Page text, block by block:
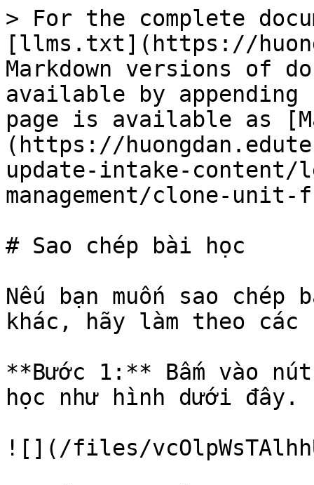
> For the complete
[llms.txt](https://
Markdown versions of
available by
page is available as
(https://
update-intake-content/
management/clone-unit-
# Sao chép bài học
Nếu bạn muốn sao chép
khác, hãy làm theo các
**Bước 1:** Bấm vào
học như hình dưới đây.
![](/files/